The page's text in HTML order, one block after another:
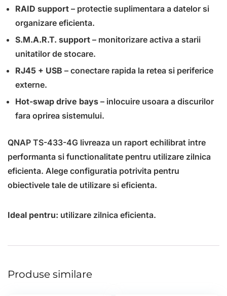
RAID support – protectie suplimentara a datelor si
organizare eficienta.
S.M.A.R.T. support – monitorizare activa a starii
unitatilor de stocare.
RJ45 + USB – conectare rapida la retea si periferice
externe.
Hot-swap drive bays – inlocuire usoara a discurilor
fara oprirea sistemului.
QNAP TS-433-4G livreaza un raport echilibrat intre
performanta si functionalitate pentru utilizare zilnica
eficienta. Alege configuratia potrivita pentru
obiectivele tale de utilizare si eficienta.
Ideal pentru: utilizare zilnica eficienta.
Produse similare